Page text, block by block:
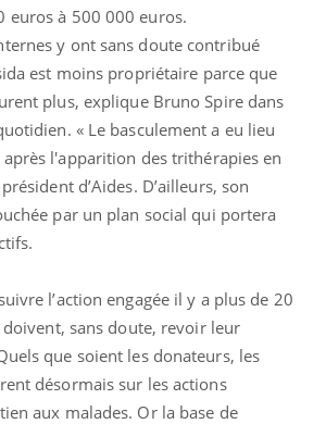
euros à 500 000 euros.
y ont sans doute contribué
est moins propriétaire parce que
plus, explique Bruno Spire dans
« Le basculement a eu lieu
l'apparition des trithérapies en
d’Aides. D’ailleurs, son
par un plan social qui portera
l’action engagée il y a plus de 20
sans doute, revoir leur
que soient les donateurs, les
désormais sur les actions
aux malades. Or la base de